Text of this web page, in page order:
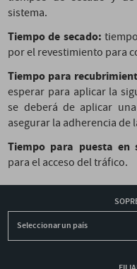
sistema.
Tiempo de secado:
por el revestimiento para
Tiempo para
esperar para aplicar la
se deberá de aplicar
asegurar la adherencia de
Tiempo para puesta en
para el acceso del tráfico.
Seleccionar un país